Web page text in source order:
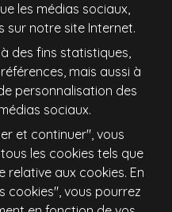
Italiana
Magyarország
New Zealand
Polska
Singapore
les médias sociaux,
sur notre site Internet.
des fins statistiques,
mais aussi à
personnalisation des
sociaux.
et continuer", vous
les cookies tels que
aux cookies. En
cookies", vous pourrez